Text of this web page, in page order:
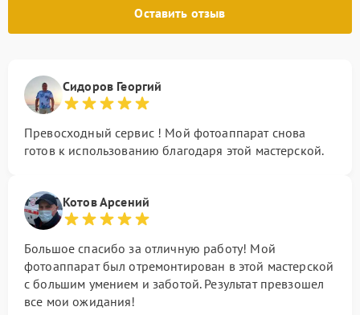
Оставить отзыв
Сидоров Георгий
Превосходный сервис ! Мой фотоаппарат снова
готов к использованию благодаря этой мастерской.
Котов Арсений
Большое спасибо за отличную работу! Мой
фотоаппарат был отремонтирован в этой мастерской
с большим умением и заботой. Результат превзошел
все мои ожидания!